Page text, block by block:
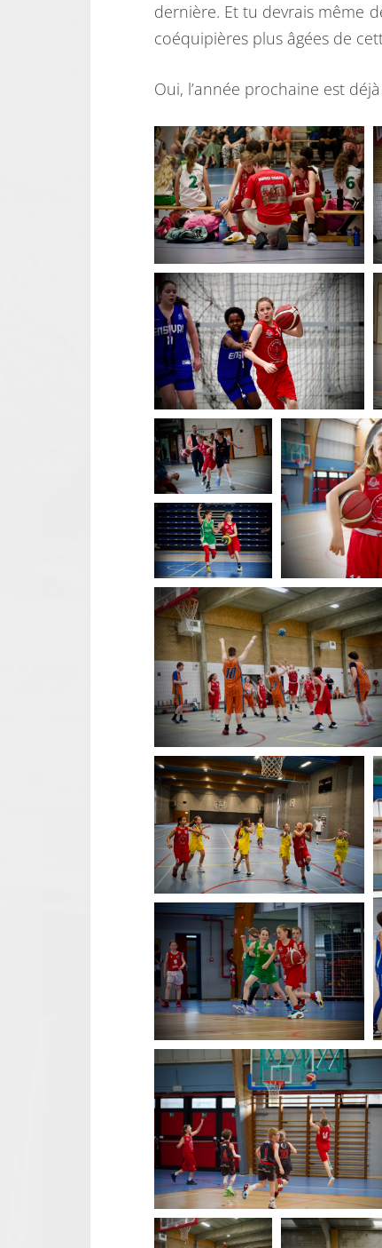
dernière. Et tu devrais même
coéquipières plus âgées de
Oui, l’année prochaine est